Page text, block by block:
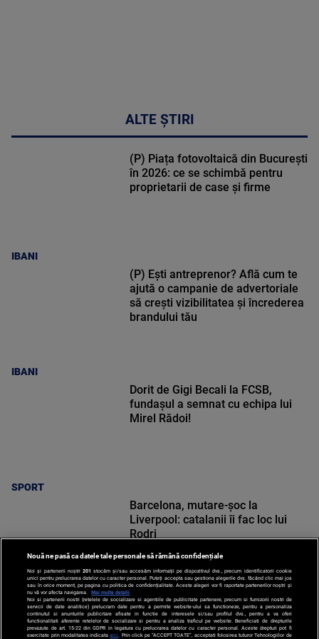
ALTE ȘTIRI
IBANI
(P) Piața fotovoltaică din București
în 2026: ce se schimbă pentru
proprietarii de case și firme
IBANI
(P) Ești antreprenor? Află cum te
ajută o campanie de advertoriale
să crești vizibilitatea și încrederea
brandului tău
SPORT
Dorit de Gigi Becali la FCSB,
fundașul a semnat cu echipa lui
Mirel Rădoi!
SPORT
Barcelona, mutare-șoc la
Liverpool: catalanii îi fac loc lui
Rodri
Nouă ne pasă ca datele tale personale să rămână confidențiale
Noi și partenerii noștri 201 stocăm și/sau accesăm informații pe dispozitivul dvs., precum identificatorii cookie
unici pentru prelucrarea datelor cu caracter personal. Puteți accepta sau gestiona alegerile dvs. făcând clic mai jos
sau în orice moment, pe pagina cu politica de confidențialitate. Aceste alegeri vor fi raportate partenerilor noștri și
nu vă vor afecta navigarea.
Mai multe detalii
Noi si partenerii nostri (retelele de socializare si agentiile de publicitate partenere, precum si furnizorii nostri de
servicii de date analitice) prelucram date pentru a permite website-ului sa functioneze, pentru a personaliza
continutul si anunturile publicitare afisate in functie de interesele si/sau profilul dvs., pentru a va oferi
functionalitati aferente retelelor de socializare si pentru a analiza traficul pe website. Beneficiati de drepturile
prevazute de art. 15-22 din GDPR in legatura cu prelucrarea datelor cu caracter personal. Aceste drepturi pot fi
exercitate prin modalitatea indicataaici . Prin click pe “ACCEPT TOATE”, acceptati folosirea tuturor Tehnologiilor de